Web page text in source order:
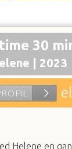
30
| 2023
Helene en